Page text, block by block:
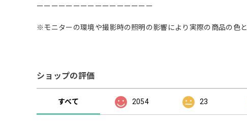
ーーーーーーーーーーーーーーーー
※モニターの環境や撮影時の照明の影響により実際の商品の色
ショップの評価
すべて 2054 23